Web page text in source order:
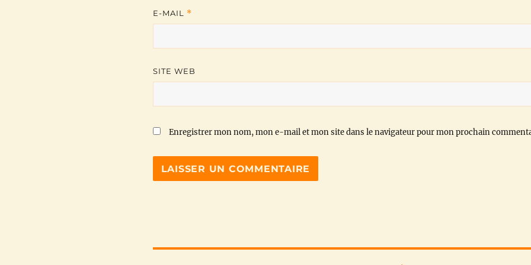
E-MAIL *
SITE WEB
Enregistrer mon nom, mon e-mail et mon site dans le navigateur pour mon prochain